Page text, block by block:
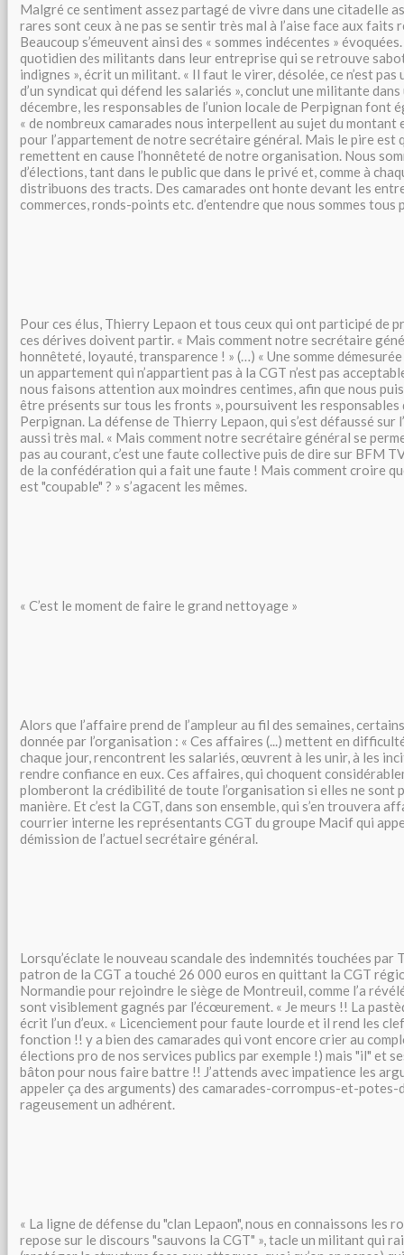
Malgré ce sentiment assez partagé de vivre dans une citadelle
rares sont ceux à ne pas se sentir très mal à l’aise face aux faits
Beaucoup s’émeuvent ainsi des « sommes indécentes »
quotidien des militants dans leur entreprise qui se retrouve
indignes », écrit un militant. « Il faut le virer, désolée, ce n’est
d’un syndicat qui défend les salariés », conclut une militante
décembre, les responsables de l’union locale de Perpignan font
« de nombreux camarades nous interpellent au sujet du
pour l’appartement de notre secrétaire général. Mais le pire est
remettent en cause l’honnêteté de notre organisation. Nous
d’élections, tant dans le public que dans le privé et, comme à
distribuons des tracts. Des camarades ont honte devant les
commerces, ronds-points etc. d’entendre que nous sommes tous
Pour ces élus, Thierry Lepaon et tous ceux qui ont participé de
ces dérives doivent partir. « Mais comment notre secrétaire
honnêteté, loyauté, transparence ! » (…) « Une somme
un appartement qui n’appartient pas à la CGT n’est pas
nous faisons attention aux moindres centimes, afin que nous
être présents sur tous les fronts », poursuivent les responsables
Perpignan. La défense de Thierry Lepaon, qui s’est défaussé sur
aussi très mal. « Mais comment notre secrétaire général se
pas au courant, c’est une faute collective puis de dire sur BFM
de la confédération qui a fait une faute ! Mais comment croire
est "coupable" ? » s’agacent les mêmes.
« C’est le moment de faire le grand nettoyage »
Alors que l’affaire prend de l’ampleur au fil des semaines,
donnée par l’organisation : « Ces affaires (...) mettent en
chaque jour, rencontrent les salariés, œuvrent à les unir, à les
rendre confiance en eux. Ces affaires, qui choquent
plomberont la crédibilité de toute l’organisation si elles ne sont
manière. Et c’est la CGT, dans son ensemble, qui s’en trouvera
courrier interne les représentants CGT du groupe Macif qui
démission de l’actuel secrétaire général.
Lorsqu’éclate le nouveau scandale des indemnités touchées par
patron de la CGT a touché 26 000 euros en quittant la CGT
Normandie pour rejoindre le siège de Montreuil, comme l’a
sont visiblement gagnés par l’écœurement. « Je meurs !! La
écrit l’un d’eux. « Licenciement pour faute lourde et il rend les
fonction !! y a bien des camarades qui vont encore crier au
élections pro de nos services publics par exemple !) mais "il" et
bâton pour nous faire battre !! J’attends avec impatience les
appeler ça des arguments) des camarades-corrompus-et-potes-
rageusement un adhérent.
« La ligne de défense du "clan Lepaon", nous en connaissons les
repose sur le discours "sauvons la CGT" », tacle un militant qui